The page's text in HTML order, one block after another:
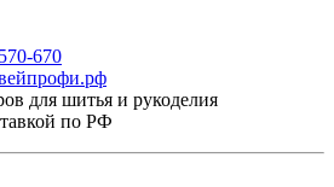
670
для шитья и рукоделия
по РФ